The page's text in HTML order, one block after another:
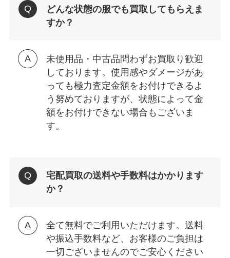
どんな状態の服でも買取してもらえま
すか？
未使用品・中古品問わずお買取り歓迎
しております。使用感やダメージがあ
っても極力査定金額をお付けできるよ
う努めておりますが、状態によって金
額をお付けできない場合もございま
す。
宅配買取の送料や手数料はかかります
か？
全て無料でご利用いただけます。送料
や振込手数料など、お客様のご負担は
一切ございませんのでご安心ください